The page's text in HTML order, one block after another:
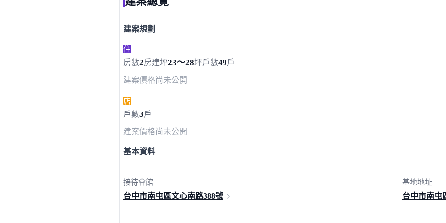
建案規劃
住
房數2房建坪23～28坪戶數49戶
建案價格尚未公開
店
戶數3戶
建案價格尚未公開
基本資料
接待會館
台中市南屯區文心南路388號
基地地址
台中市南屯